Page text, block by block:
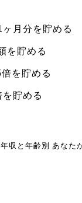
月分を貯める
を貯める
を貯める
貯める
収と年齢別 あなた